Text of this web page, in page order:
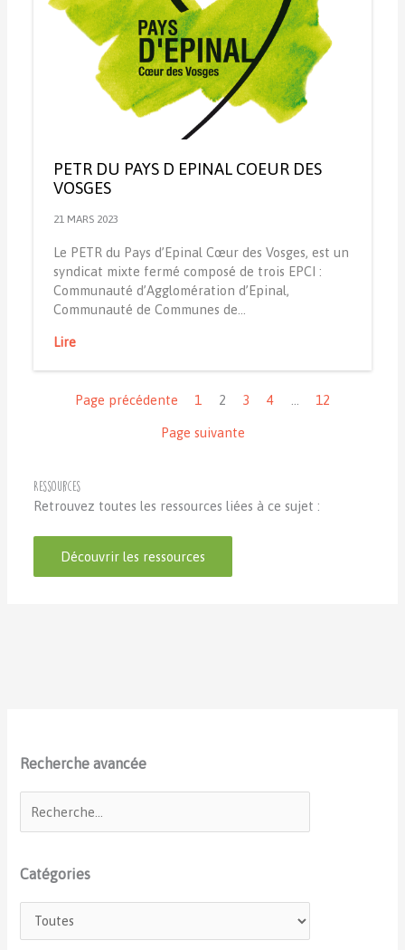
PETR DU PAYS D EPINAL COEUR DES
VOSGES
21 MARS 2023
Le PETR du Pays d’Epinal Cœur des Vosges, est un
syndicat mixte fermé composé de trois EPCI :
Communauté d’Agglomération d’Epinal,
Communauté de Communes de…
Lire
Page précédente
1 2 3 4 12
Page suivante
Ressources
Retrouvez toutes les ressources liées à ce sujet :
Découvrir les ressources
Recherche avancée
Catégories